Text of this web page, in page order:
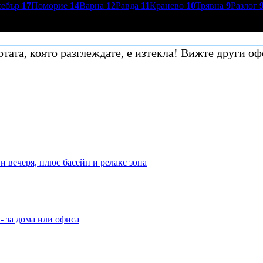
17Поморие 14Варна 12Равда 11Кранево 10Трявна 9Разлог
която разглеждате, е изтекла! Вижте други
вечеря, плюс басейн и релакс зона
за дома или офиса